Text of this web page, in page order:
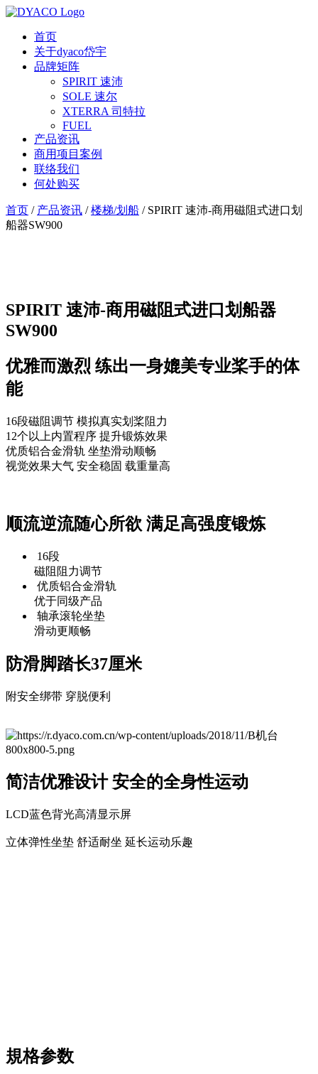
首页
关于dyaco岱宇
品牌矩阵
SPIRIT 速沛
SOLE 速尔
XTERRA 司特拉
FUEL
产品资讯
商用项目案例
联络我们
何处购买
首页 / 产品资讯 / 楼梯/划船 / SPIRIT 速沛-商用磁阻式进口划
船器SW900
SPIRIT 速沛-商用磁阻式进口划船器
SW900
优雅而激烈 练出一身媲美专业桨手的体
能
16段磁阻调节 模拟真实划桨阻力
12个以上内置程序 提升锻炼效果
优质铝合金滑轨 坐垫滑动顺畅
视觉效果大气 安全稳固 载重量高
顺流逆流随心所欲 满足高强度锻炼
16段
磁阻阻力调节
优质铝合金滑轨
优于同级产品
轴承滚轮坐垫
滑动更顺畅
防滑脚踏长37厘米
附安全绑带 穿脱便利
简洁优雅设计 安全的全身性运动
LCD蓝色背光高清显示屏
立体弹性坐垫 舒适耐坐 延长运动乐趣
規格参数